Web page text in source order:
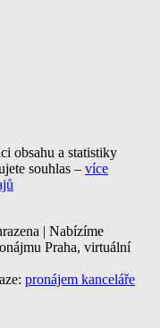
obsahu a statistiky
souhlas – více
| Nabízíme
Praha, virtuální
pronájem kanceláře